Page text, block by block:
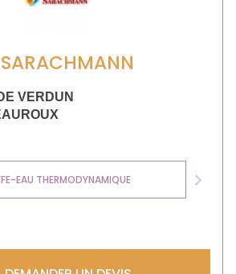
VERDUN
EAU THERMODYNAMIQUE
Next